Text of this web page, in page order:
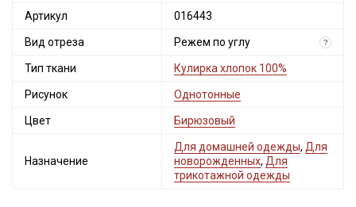
Артикул 016443
Вид отреза Режем по углу ?
Тип ткани Кулирка хлопок 100%
Рисунок Однотонные
Цвет Бирюзовый
Назначение
Для домашней одежды, Для
новорожденных, Для
трикотажной одежды